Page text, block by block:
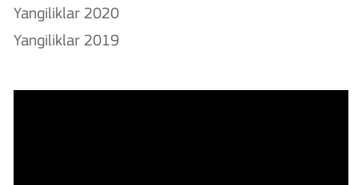
Yangiliklar 2020
Yangiliklar 2019